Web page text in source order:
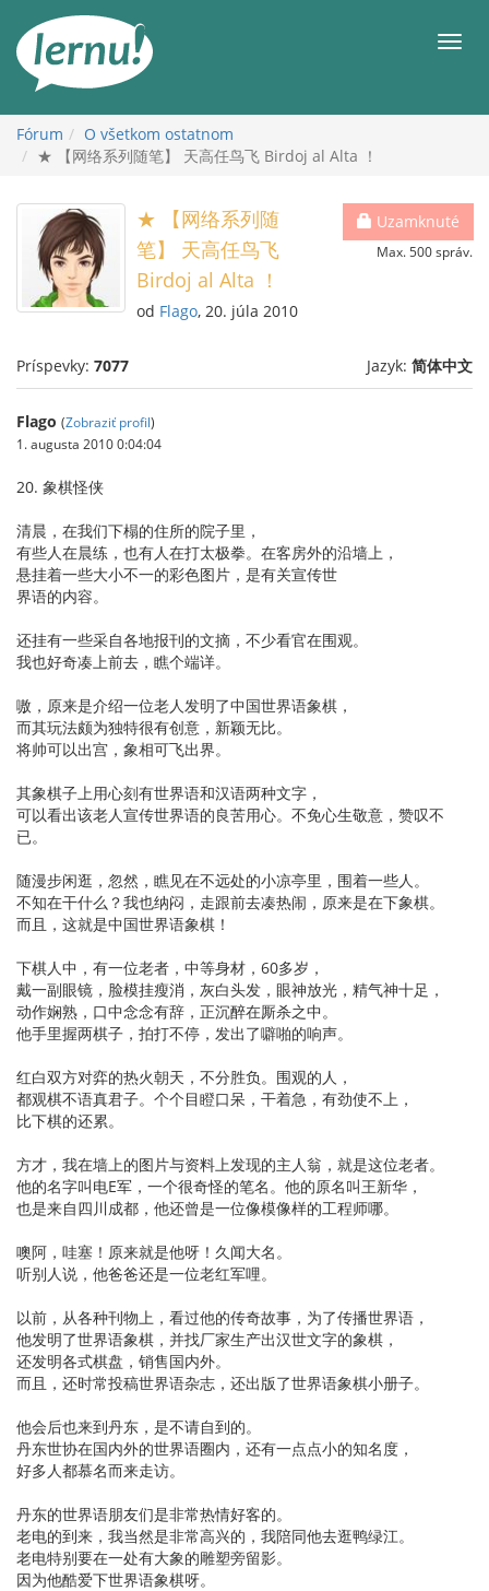
obsah
Fórum
O všetkom ostatnom
★ 【网络系列随笔】 天高任鸟飞 Birdoj al Alta ！
Uzamknuté
Max. 500 správ.
★ 【网络系列随
笔】 天高任鸟飞
Birdoj al Alta ！
od Flago, 20. júla 2010
Príspevky: 7077 Jazyk: 简体中文
Flago (Zobraziť profil)
1. augusta 2010 0:04:04
20. 象棋怪侠
清晨，在我们下榻的住所的院子里，
有些人在晨练，也有人在打太极拳。在客房外的沿墙上，
悬挂着一些大小不一的彩色图片，是有关宣传世
界语的内容。
还挂有一些采自各地报刊的文摘，不少看官在围观。
我也好奇凑上前去，瞧个端详。
嗷，原来是介绍一位老人发明了中国世界语象棋，
而其玩法颇为独特很有创意，新颖无比。
将帅可以出宫，象相可飞出界。
其象棋子上用心刻有世界语和汉语两种文字，
可以看出该老人宣传世界语的良苦用心。不免心生敬意，赞叹不
已。
随漫步闲逛，忽然，瞧见在不远处的小凉亭里，围着一些人。
不知在干什么？我也纳闷，走跟前去凑热闹，原来是在下象棋。
而且，这就是中国世界语象棋！
下棋人中，有一位老者，中等身材，60多岁，
戴一副眼镜，脸模挂瘦消，灰白头发，眼神放光，精气神十足，
动作娴熟，口中念念有辞，正沉醉在厮杀之中。
他手里握两棋子，拍打不停，发出了噼啪的响声。
红白双方对弈的热火朝天，不分胜负。围观的人，
都观棋不语真君子。个个目瞪口呆，干着急，有劲使不上，
比下棋的还累。
方才，我在墙上的图片与资料上发现的主人翁，就是这位老者。
他的名字叫电E军，一个很奇怪的笔名。他的原名叫王新华，
也是来自四川成都，他还曾是一位像模像样的工程师哪。
噢阿，哇塞！原来就是他呀！久闻大名。
听别人说，他爸爸还是一位老红军哩。
以前，从各种刊物上，看过他的传奇故事，为了传播世界语，
他发明了世界语象棋，并找厂家生产出汉世文字的象棋，
还发明各式棋盘，销售国内外。
而且，还时常投稿世界语杂志，还出版了世界语象棋小册子。
他会后也来到丹东，是不请自到的。
丹东世协在国内外的世界语圈内，还有一点点小的知名度，
好多人都慕名而来走访。
丹东的世界语朋友们是非常热情好客的。
老电的到来，我当然是非常高兴的，我陪同他去逛鸭绿江。
老电特别要在一处有大象的雕塑旁留影。
因为他酷爱下世界语象棋呀。